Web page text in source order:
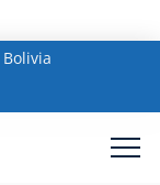
Bolivia